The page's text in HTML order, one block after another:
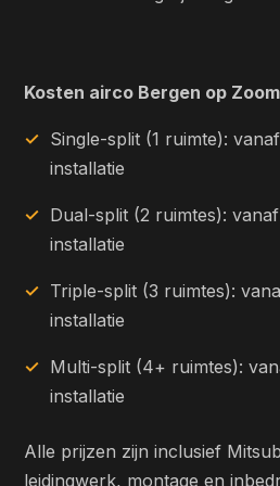
Kosten airco Bergen op
Single-split (1 ruimte):
installatie
Dual-split (2 ruimtes):
installatie
Triple-split (3 ruimtes):
installatie
Multi-split (4+ ruimtes):
installatie
Alle prijzen zijn inclusief
leidingwerk, montage en